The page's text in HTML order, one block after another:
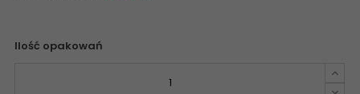
Ilość opakowań